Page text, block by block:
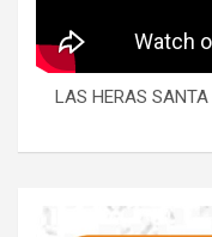
LAS HERAS